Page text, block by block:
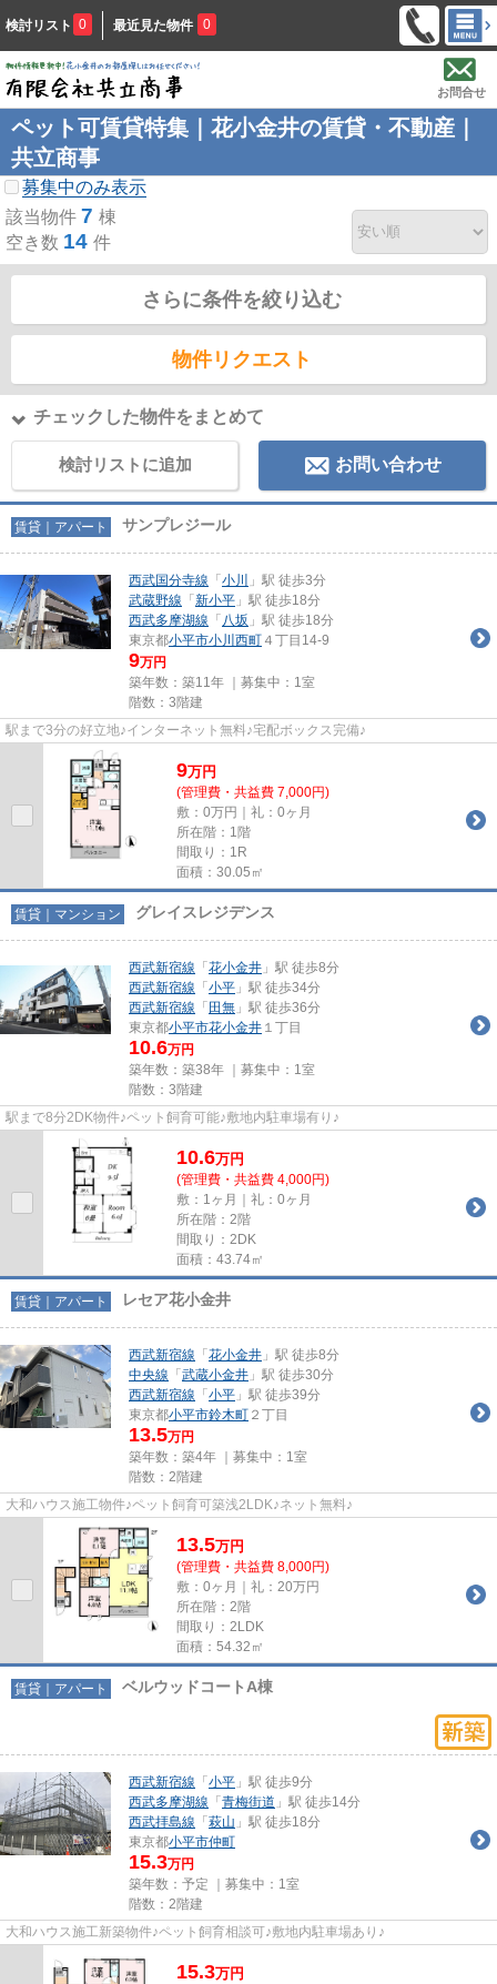
検討リスト 0 最近見た物件 0
お問合せ
ペット可賃貸特集｜花小金井の賃貸・不動産｜
共立商事
募集中のみ表示
該当物件 7 棟
空き数 14 件
さらに条件を絞り込む
物件リクエスト
チェックした物件をまとめて
検討リストに追加 お問い合わせ
賃貸｜アパート サンプレジール
西武国分寺線 「 小川
」駅 徒歩3分
武蔵野線 「 新小平 」駅 徒歩18分
西武多摩湖線 「 八坂 」駅 徒歩18分
東京都小平市小川西町 ４丁目14-9
9万円
築年数：築11年 ｜募集中： 1室
階数：3階建
駅まで3分の好立地♪インターネット無料♪宅配ボックス完備♪
9万円
(管理費・共益費 7,000円)
敷：0万円｜礼：0ヶ月
所在階：1階
間取り：1R
面積：30.05㎡
賃貸｜マンション グレイスレジデンス
西武新宿線 「 花小金井 」駅 徒歩8分
西武新宿線 「 小平 」駅 徒歩34分
西武新宿線 「 田無 」駅 徒歩36分
東京都小平市花小金井 １丁目
10.6万円
築年数：築38年 ｜募集中： 1室
階数：3階建
駅まで8分2DK物件♪ペット飼育可能♪敷地内駐車場有り♪
10.6万円
(管理費・共益費 4,000円)
敷：1ヶ月｜礼：0ヶ月
所在階：2階
間取り：2DK
面積：43.74㎡
賃貸｜アパート レセア花小金井
西武新宿線 「 花小金井 」駅 徒歩8分
中央線 「 武蔵小金井 」駅 徒歩30分
西武新宿線 「 小平 」駅 徒歩39分
東京都小平市鈴木町 ２丁目
13.5万円
築年数：築4年 ｜募集中： 1室
階数：2階建
大和ハウス施工物件♪ペット飼育可築浅2LDK♪ネット無料♪
13.5万円
(管理費・共益費 8,000円)
敷：0ヶ月｜礼：20万円
所在階：2階
間取り：2LDK
面積：54.32㎡
賃貸｜アパート ベルウッドコートA棟
西武新宿線 「 小平 」駅 徒歩9分
西武多摩湖線 「 青梅街道 」駅 徒歩14分
西武拝島線 「 萩山 」駅 徒歩18分
東京都小平市仲町
15.3万円
築年数：予定 ｜募集中： 1室
階数：2階建
大和ハウス施工新築物件♪ペット飼育相談可♪敷地内駐車場あり♪
15.3万円